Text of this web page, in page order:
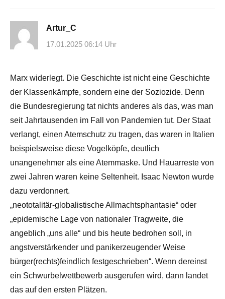
Artur_C
17.01.2025 06:14 Uhr
Marx widerlegt. Die Geschichte ist nicht eine Geschichte
der Klassenkämpfe, sondern eine der Soziozide. Denn
die Bundesregierung tat nichts anderes als das, was man
seit Jahrtausenden im Fall von Pandemien tut. Der Staat
verlangt, einen Atemschutz zu tragen, das waren in Italien
beispielsweise diese Vogelköpfe, deutlich
unangenehmer als eine Atemmaske. Und Hauarreste von
zwei Jahren waren keine Seltenheit. Isaac Newton wurde
dazu verdonnert.
„neototalitär-globalistische Allmachtsphantasie“ oder
„epidemische Lage von nationaler Tragweite, die
angeblich „uns alle“ und bis heute bedrohen soll, in
angstverstärkender und panikerzeugender Weise
bürger(rechts)feindlich festgeschrieben“. Wenn dereinst
ein Schwurbelwettbewerb ausgerufen wird, dann landet
das auf den ersten Plätzen.